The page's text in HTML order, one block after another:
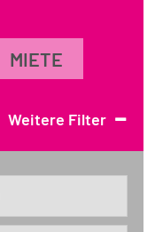
MIETE
Weitere Filter -